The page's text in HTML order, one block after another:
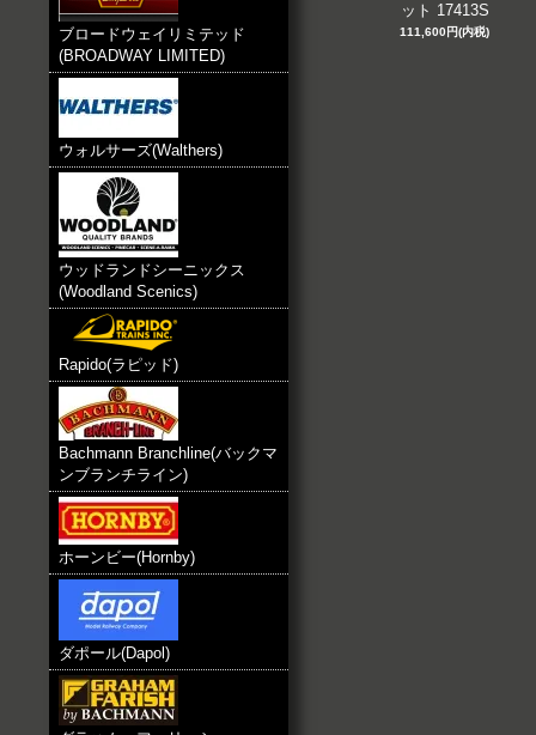
ブロードウェイリミテッド
(BROADWAY LIMITED)
ウォルサーズ(Walthers)
ウッドランドシーニックス
(Woodland Scenics)
Rapido(ラピッド)
Bachmann Branchline(バックマ
ンブランチライン)
ホーンビー(Hornby)
ダポール(Dapol)
ット 17413S
111,600円(内税)